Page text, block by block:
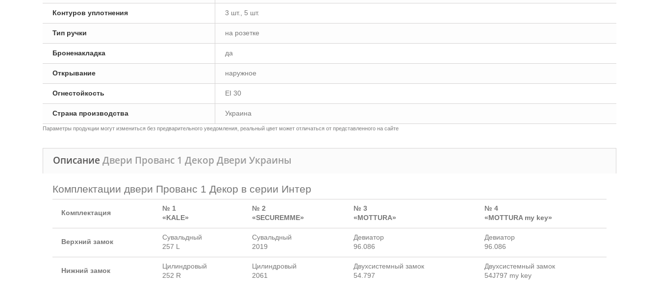
Контуров уплотнения 3 шт., 5 шт.
Тип ручки на розетке
Броненакладка да
Открывание наружное
Огнестойкость EI 30
Страна производства Украина
Параметры продукции могут измениться без предварительного уведомления, реальный цвет может отличаться от представленного на сайте
Описание Двери Прованс 1 Декор Двери Украины
Комплектации двери Прованс 1 Декор в серии Интер
Комплектация
№ 1
«KALE»
№ 2
«SECUREMME»
№ 3
«MOTTURA»
№ 4
«MOTTURA my key»
Верхний замок
Сувальдный
257 L
Сувальдный
2019
Девиатор
96.086
Девиатор
96.086
Нижний замок
Цилиндровый
252 R
Цилиндровый
2061
Двухсистемный замок
54.797
Двухсистемный замок
54J797 my key